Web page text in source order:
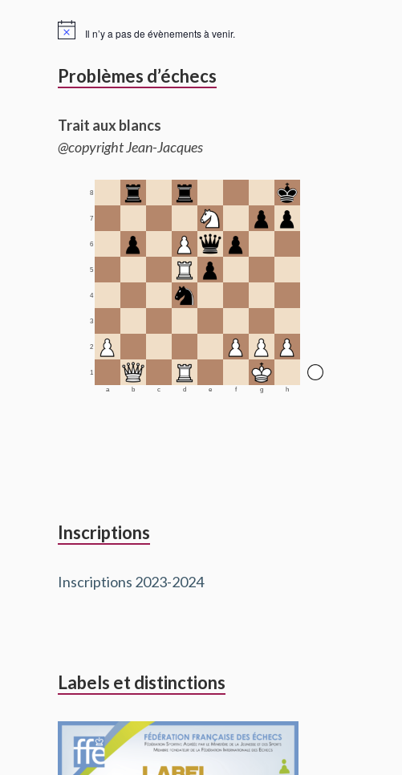
Il n’y a pas de évènements à venir.
Problèmes d’échecs
Trait aux blancs
@copyright Jean-Jacques
1
2
3
4
5
6
7
8
a b c d e f g h
Inscriptions
Inscriptions 2023-2024
Labels et distinctions